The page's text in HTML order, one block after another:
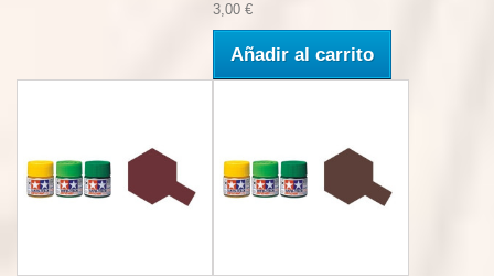
3,00 €
Añadir al carrito